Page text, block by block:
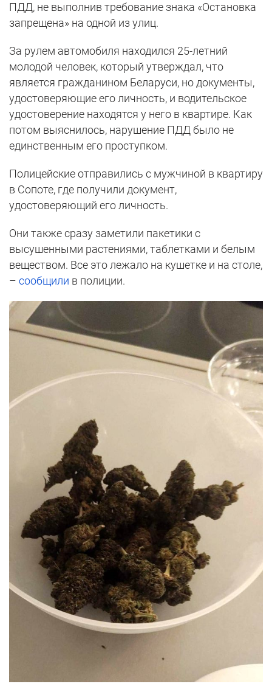
ПДД, не выполнив требование знака «Остановка
запрещена» на одной из улиц.
За рулем автомобиля находился 25-летний
молодой человек, который утверждал, что
является гражданином Беларуси, но документы,
удостоверяющие его личность, и водительское
удостоверение находятся у него в квартире. Как
потом выяснилось, нарушение ПДД было не
единственным его проступком.
Полицейские отправились с мужчиной в квартиру
в Сопоте, где получили документ,
удостоверяющий его личность.
Они также сразу заметили пакетики с
высушенными растениями, таблетками и белым
веществом. Все это лежало на кушетке и на столе,
– сообщили в полиции.